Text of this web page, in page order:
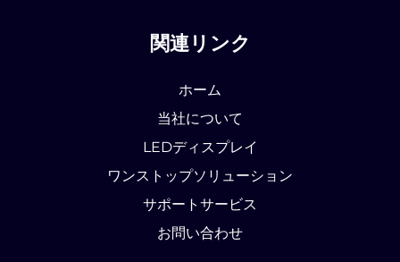
関連リンク
ホーム
当社について
LEDディスプレイ
ワンストップソリューション
サポートサービス
お問い合わせ